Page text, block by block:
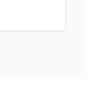
الاستخدام،